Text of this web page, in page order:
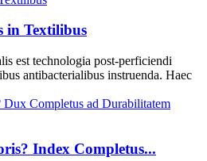
in Textilibus
est technologia post-perficiendi
antibacterialibus instruenda. Haec
Index Completus...